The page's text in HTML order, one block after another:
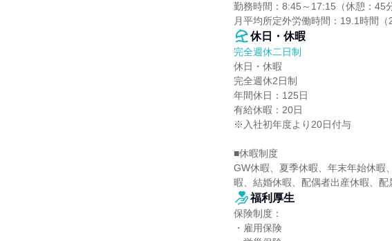
勤務時間：8:45～17:15（休憩：45分
月平均所定外労働時間：19.1時間（
休日・休暇
完全週休二日制
休日・休暇
完全週休2日制
年間休日：125日
有給休暇：20日
※入社初年度より20日付与
■休暇制度
GW休暇、夏季休暇、年末年始休暇
暇、結婚休暇、配偶者出産休暇、配
福利厚生
保険制度：
・雇用保険